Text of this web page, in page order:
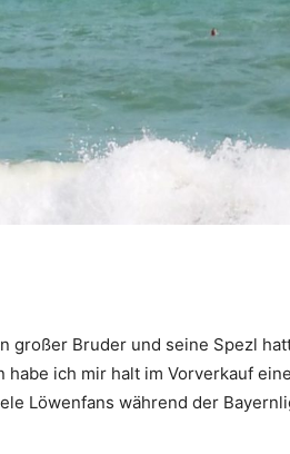
großer Bruder und seine Spezl
ich mir halt im Vorverkauf
Löwenfans während der